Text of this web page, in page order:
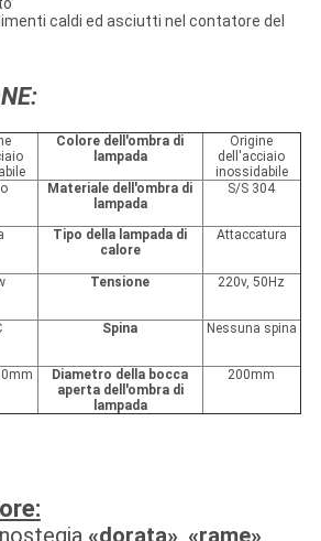
caldi ed asciutti nel contatore del
Colore dell'ombra di
lampada
Origine
dell'acciaio
inossidabile
Materiale dell'ombra di
lampada
S/S 304
Tipo della lampada di
calore
Attaccatura
Tensione 220v, 50Hz
Spina Nessuna spina
Diametro della bocca
aperta dell'ombra di
lampada
200mm